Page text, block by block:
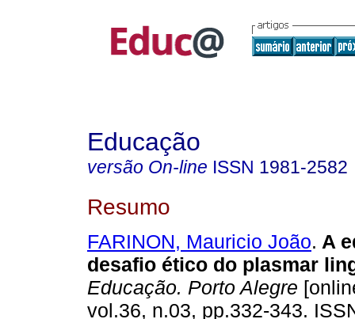
Educação
versão On-line ISSN 1981-2582
Resumo
FARINON, Mauricio João. A
desafio ético do plasmar
Educação. Porto Alegre
vol.36, n.03, pp.332-343.